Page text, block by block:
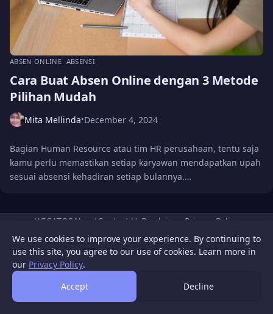
ABSEN ONLINE ABSENSI
Cara Buat Absen Online dengan 3 Metode
Pilihan Mudah
Mita Mellinda•December 4, 2024
Bagian Human Resource atau tim HR perusahaan, tentu saja
kamu perlu memastikan setiap karyawan mendapatkan upah
sesuai absensi kehadiran setiap bulannya.…
WIGATOS About Contact Us Disclaimer Privacy Policy
© 2026 WIGATOS.
We use cookies to improve your experience. By continuing to
use this site, you agree to our use of cookies. Learn more in
our Privacy Policy.
Accept
Decline